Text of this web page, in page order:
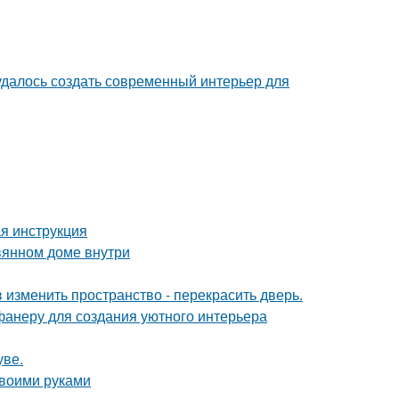
создать современный интерьер для
инструкция
доме внутри
пространство - перекрасить дверь.
для создания уютного интерьера
руками